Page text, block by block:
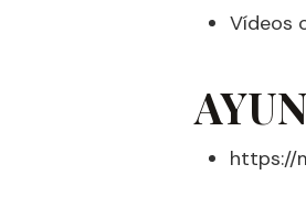
Vídeos
https://